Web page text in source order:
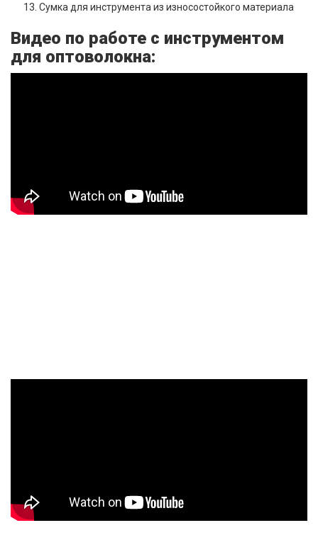
Сумка для инструмента из износостойкого материала
Видео по работе с инструментом
для оптоволокна: